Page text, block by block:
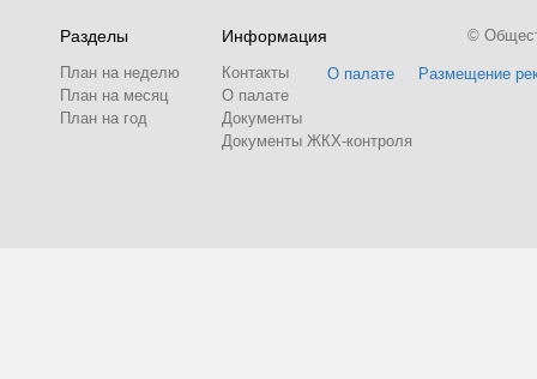
Разделы
План на неделю
План на месяц
План на год
Информация
Контакты
О палате
Документы
Документы ЖКХ-контроля
О палате Размещение
©